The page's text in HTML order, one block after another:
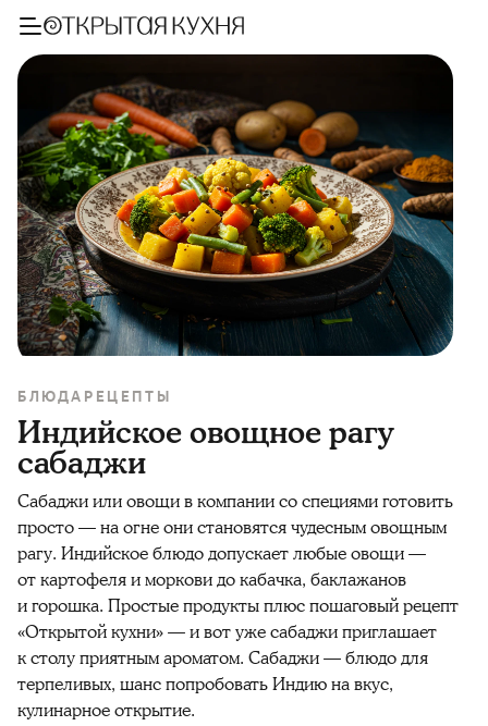
БЛЮДА РЕЦЕПТЫ
Индийское овощное рагу
сабаджи
Сабаджи или овощи в компании со специями готовить
просто — на огне они становятся чудесным овощным
рагу. Индийское блюдо допускает любые овощи —
от картофеля и моркови до кабачка, баклажанов
и горошка. Простые продукты плюс пошаговый рецепт
«Открытой кухни» — и вот уже сабаджи приглашает
к столу приятным ароматом. Сабаджи — блюдо для
терпеливых, шанс попробовать Индию на вкус,
кулинарное открытие.